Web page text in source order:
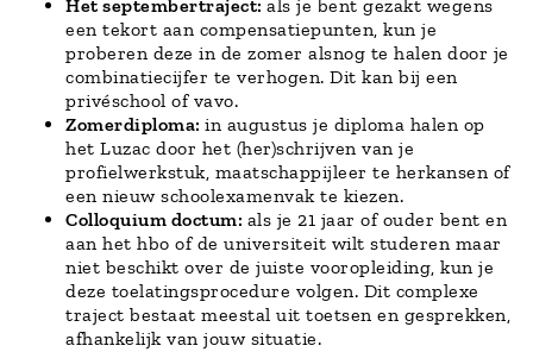
Het septembertraject: als je bent gezakt wegens
een tekort aan compensatiepunten, kun je
proberen deze in de zomer alsnog te halen door je
combinatiecijfer te verhogen. Dit kan bij een
privéschool of vavo.
Zomerdiploma: in augustus je diploma halen op
het Luzac door het (her)schrijven van je
profielwerkstuk, maatschappijleer te herkansen of
een nieuw schoolexamenvak te kiezen.
Colloquium doctum: als je 21 jaar of ouder bent en
aan het hbo of de universiteit wilt studeren maar
niet beschikt over de juiste vooropleiding, kun je
deze toelatingsprocedure volgen. Dit complexe
traject bestaat meestal uit toetsen en gesprekken,
afhankelijk van jouw situatie.